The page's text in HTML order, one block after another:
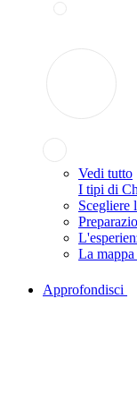
Vedi tutto
I tipi di
Scegliere
La
Approfondisci